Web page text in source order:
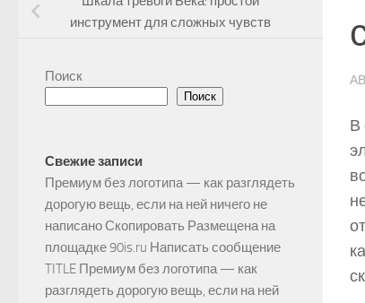
В
инструмент для сложных чувств
Поиск
Поиск
Свежие записи
Премиум без логотипа — как разглядеть
дорогую вещь, если на ней ничего не
написано Скопировать Размещена на
площадке 90is.ru Написать сообщение
TITLE Премиум без логотипа — как
разглядеть дорогую вещь, если на ней